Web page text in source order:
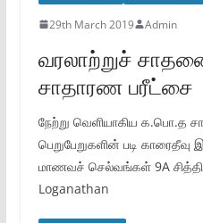
29th March 2019 Admin
வரலாற்றுச்
சாதாரண பரீட்சை
நேற்று வெளியாகிய க.பொ.த
பெறுபேறுகளின் படி
மாணவச் செல்வங்கள் 9A சித்தி
Loganathan